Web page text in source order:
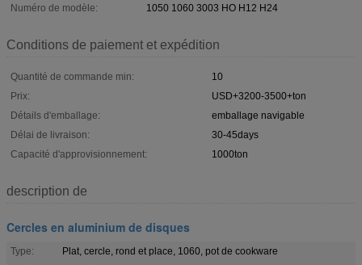
Numéro de modèle:
1050 1060 3003 HO H12 H24
Conditions de paiement et expédition
Quantité de commande min:
10
Prix:
USD+3200-3500+ton
Détails d'emballage:
emballage navigable
Délai de livraison:
30-45days
Capacité d'approvisionnement:
1000ton
description de
Cercles en aluminium de disques
Type:
Plat, cercle, rond et place, 1060, pot de cookware